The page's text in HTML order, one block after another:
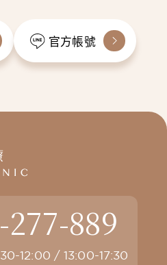
官方帳號
889
12:00 / 13:00-17:30